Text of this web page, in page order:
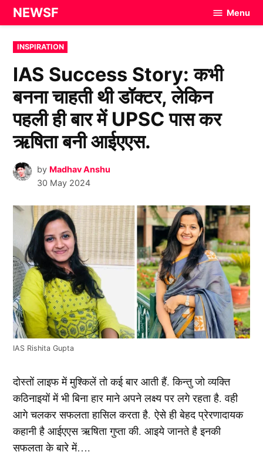
Skip
to
content
NEWSF Menu
POSTED
IN
INSPIRATION
IAS Success Story: कभी
बनना चाहती थी डॉक्टर, लेकिन
पहली ही बार में UPSC पास कर
ऋषिता बनी आईएएस.
by Madhav Anshu
30 May 2024
IAS Rishita Gupta
दोस्तों लाइफ में मुश्किलें तो कई बार आती हैं. किन्तु जो व्यक्ति
कठिनाइयों में भी बिना हार माने अपने लक्ष्य पर लगे रहता है. वही
आगे चलकर सफलता हासिल करता है. ऐसे ही बेहद प्रेरणादायक
कहानी है आईएएस ऋषिता गुप्ता की. आइये जानते है इनकी
सफलता के बारे में….